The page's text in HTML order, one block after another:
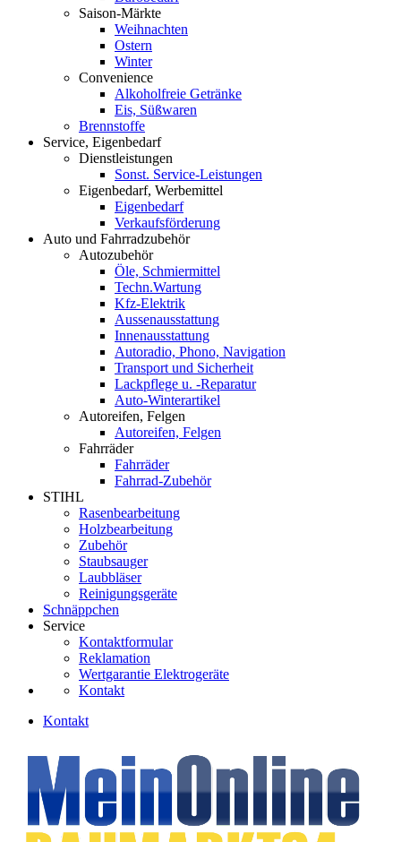
Saison-Märkte
Weihnachten
Ostern
Winter
Convenience
Alkoholfreie Getränke
Eis, Süßwaren
Brennstoffe
Service, Eigenbedarf
Dienstleistungen
Sonst. Service-Leistungen
Eigenbedarf, Werbemittel
Eigenbedarf
Verkaufsförderung
Auto und Fahrradzubehör
Autozubehör
Öle, Schmiermittel
Techn.Wartung
Kfz-Elektrik
Aussenausstattung
Innenausstattung
Autoradio, Phono, Navigation
Transport und Sicherheit
Lackpflege u. -Reparatur
Auto-Winterartikel
Autoreifen, Felgen
Autoreifen, Felgen
Fahrräder
Fahrräder
Fahrrad-Zubehör
STIHL
Rasenbearbeitung
Holzbearbeitung
Zubehör
Staubsauger
Laubbläser
Reinigungsgeräte
Schnäppchen
Service
Kontaktformular
Reklamation
Wertgarantie Elektrogeräte
Kontakt
Kontakt